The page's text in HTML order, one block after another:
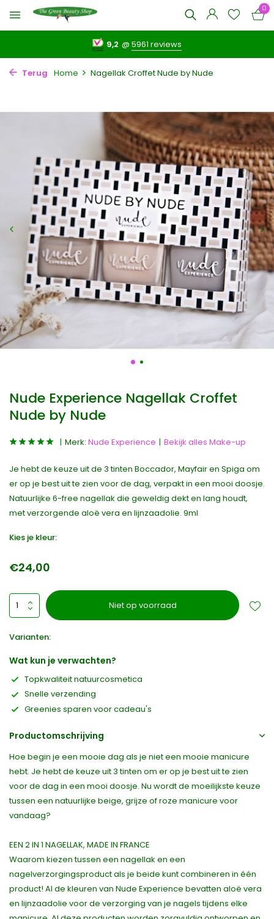
0
9,2 @5961 reviews
Terug Home Nagellak Croffet Nude by Nude
Nude Experience Nagellak Croffet
Nude by Nude
Merk: Nude Experience Bekijk alles Make-up
Je hebt de keuze uit de 3 tinten Boccador, Mayfair en Spiga om
er op je best uit te zien voor de dag, verpakt in een mooi doosje.
Natuurlijke 6-free nagellak die geweldig dekt en lang houdt,
met verzorgende aloë vera en lijnzaadolie. 9ml
Kies je kleur:
€24,00
Niet op voorraad
Varianten:
Wat kun je verwachten?
Topkwaliteit natuurcosmetica
Snelle verzending
Greenies sparen voor cadeau's
Productomschrijving
Hoe begin je een mooie dag als je niet een mooie manicure
hebt. Je hebt de keuze uit 3 tinten om er op je best uit te zien
voor de dag in een mooi doosje. Nu wordt de moeilijkste keuze
tussen een natuurlijke beige, grijze of roze manicure voor
vandaag?
EEN 2 IN 1 NAGELLAK, MADE IN FRANCE
Waarom kiezen tussen een nagellak en een
nagelverzorgingsproduct als je beide kunt combineren in één
product! Al de kleuren van Nude Experience bevatten aloë vera
en lijnzaadolie voor de verzorging van je nagels tijdens elke